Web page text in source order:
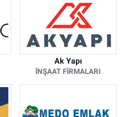
Ak Yapı
İNŞAAT FIRMALARI